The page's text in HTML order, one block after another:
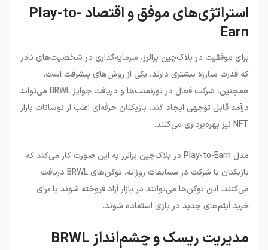
استراتژی‌های موفق و اقتصاد Play-to-
Earn
برای موفقیت در بلاک‌چین برالرز، سرمایه‌گذاری در شخصیت‌های نادر
که قدرت مبارزه بیشتری دارند، یکی از روش‌های پیشرفت است.
همچنین، شرکت فعال در تورنمنت‌ها و دریافت جوایز BRWL می‌تواند
درآمد قابل توجهی ایجاد کند. بازیکنان حرفه‌ای اغلب از نوسانات بازار
NFT نیز بهره‌برداری می‌کنند.
مدل Play-to-Earn در بلاک‌چین برالرز به این صورت کار می‌کند که
بازیکنان با شرکت در مسابقات روزانه، توکن‌های BRWL دریافت
می‌کنند. این توکن‌ها می‌توانند در بازار آزاد فروخته شوند یا برای
خرید آیتم‌های جدید در بازی استفاده شوند.
مدیریت ریسک و چشم‌انداز BRWL